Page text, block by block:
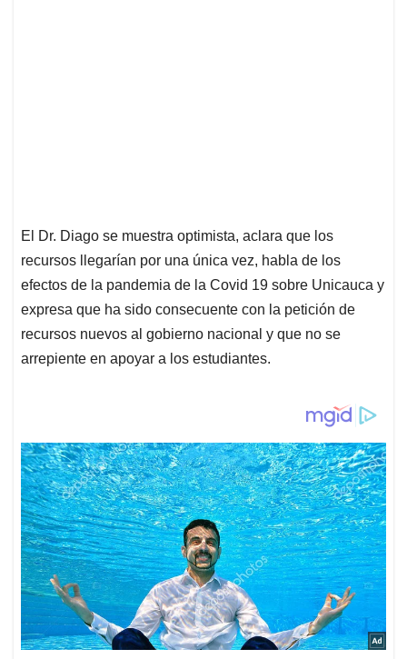
El Dr. Diago se muestra optimista, aclara que los
recursos llegarían por una única vez, habla de los
efectos de la pandemia de la Covid 19 sobre Unicauca y
expresa que ha sido consecuente con la petición de
recursos nuevos al gobierno nacional y que no se
arrepiente en apoyar a los estudiantes.